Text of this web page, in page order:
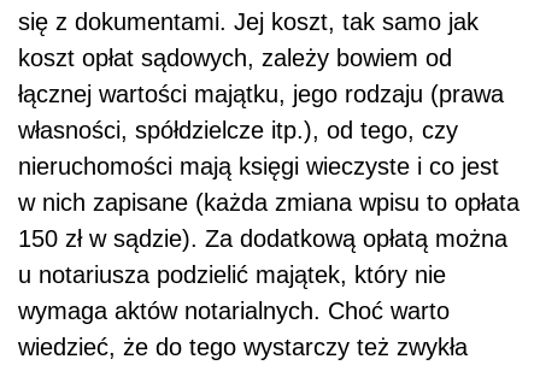
się z dokumentami. Jej koszt, tak samo jak
koszt opłat sądowych, zależy bowiem od
łącznej wartości majątku, jego rodzaju (prawa
własności, spółdzielcze itp.), od tego, czy
nieruchomości mają księgi wieczyste i co jest
w nich zapisane (każda zmiana wpisu to opłata
150 zł w sądzie). Za dodatkową opłatą można
u notariusza podzielić majątek, który nie
wymaga aktów notarialnych. Choć warto
wiedzieć, że do tego wystarczy też zwykła